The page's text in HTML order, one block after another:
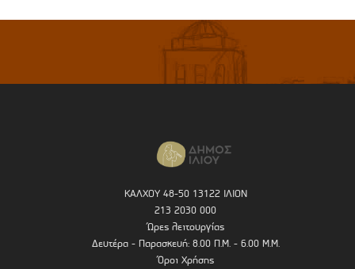
ΚΑΛΧΟΥ 48-50 13122 ΙΛΙΟΝ
213 2030 000
Ώρες λειτουργίας
Δευτέρα - Παρασκευή: 8.00 Π.Μ. - 6.00 Μ.Μ.
Όροι Χρήσης